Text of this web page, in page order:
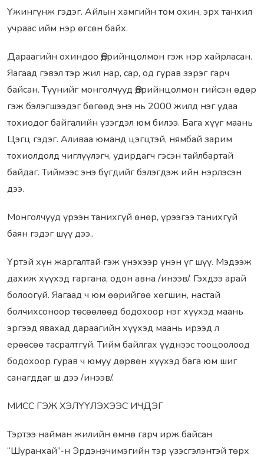
Үжингүнж гэдэг. Айлын хамгийн том охин, эрх танхил
учраас ийм нэр өгсөн байх.
Дараагийн охиндоо Өдрийнцолмон гэж нэр хайрласан.
Яагаад гэвэл тэр жил нар, сар, од гурав зэрэг гарч
байсан. Түүнийг монголчууд Өдрийнцолмон гийсэн өдөр
гэж бэлэгшээдэг бөгөөд энэ нь 2000 жилд нэг удаа
тохиодог байгалийн үзэгдэл юм билээ. Бага хүүг маань
Цэгц гэдэг. Аливаа юманд цэгцтэй, нямбай зарим
тохиолдолд чиглүүлэгч, удирдагч гэсэн тайлбартай
байдаг. Тиймээс энэ бүгдийг бэлэгдэж ийн нэрлэсэн
дээ.
Монголчууд үрээн танихгүй өнөр, үрээгээ танихгүй
баян гэдэг шүү дээ..
Үртэй хүн жаргалтай гэж үнэхээр үнэн үг шүү. Мэдээж
дахиж хүүхэд гаргана, одон авна /инээв/. Гэхдээ арай
болоогүй. Яагаад ч юм өөрийгөө хөгшин, настай
болчихсоноор төсөөлөөд бодохоор нэг хүүхэд маань
эргээд явахад дараагийн хүүхэд маань ирээд л
ерөөсөө тасралтгүй. Тийм байлгах үүднээс тооцоолоод
бодохоор гурав ч юмуу дөрвөн хүүхэд бага юм шиг
санагддаг ш дээ /инээв/.
МИСС ГЭЖ ХЭЛҮҮЛЭХЭЭС ИЧДЭГ
Тэртээ найман жилийн өмнө гарч ирж байсан
“Шуранхай”-н Эрдэнэчимэгийн тэр үзэсгэлэнтэй төрх